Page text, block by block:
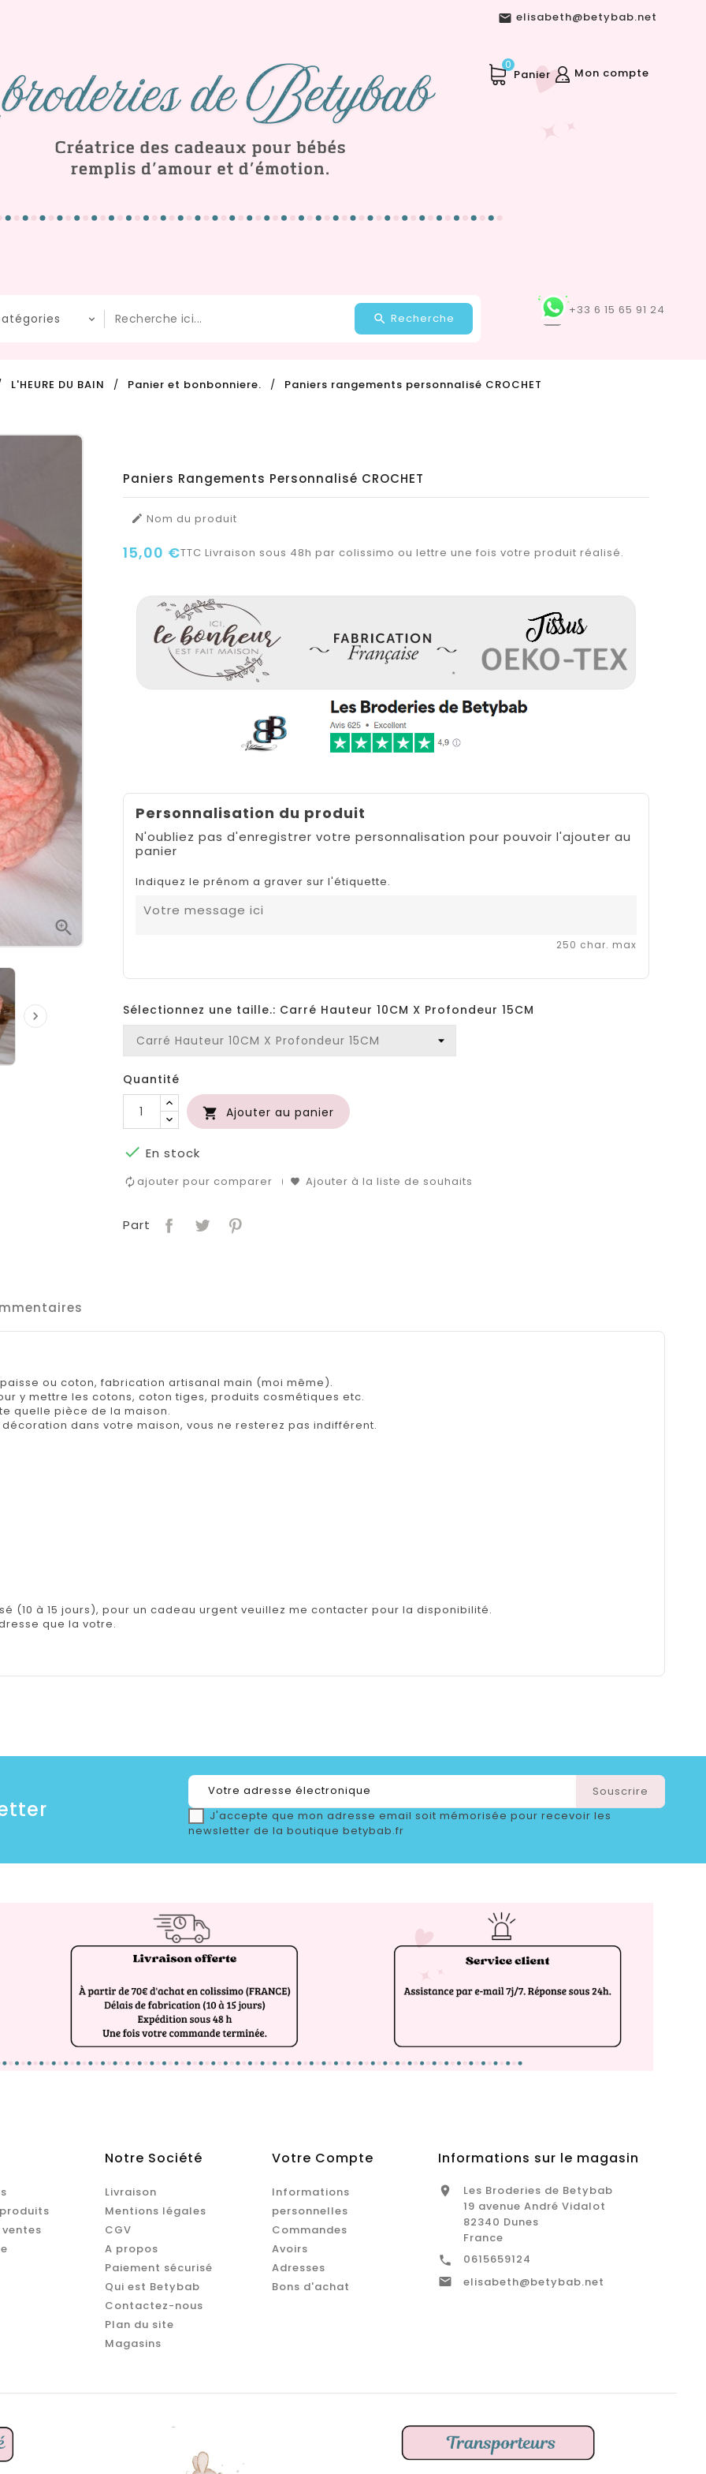
 elisabeth@betybab.net
Mon compte
Panier
0
+33 6 15 65 91 24
Recherche
L'HEURE DU BAIN Panier et bonbonniere. Paniers rangements personnalisé CROCHET


Paniers Rangements Personnalisé CROCHET
 Nom du produit
15,00 €TTC Livraison sous 48h par colissimo ou lettre une fois votre produit réalisé.
Personnalisation du produit
N'oubliez pas d'enregistrer votre personnalisation pour pouvoir l'ajouter au
panier
Indiquez le prénom a graver sur l'étiquette.
250 char. max
Sélectionnez une taille.: Carré Hauteur 10CM X Profondeur 15CM
Quantité
 Ajouter au panier
 En stock
ajouter pour comparer Ajouter à la liste de souhaits
Part
ou coton, fabrication artisanal main (moi même).
y mettre les cotons, coton tiges, produits cosmétiques etc.
quelle pièce de la maison.
dans votre maison, vous ne resterez pas indifférent.
(10 à 15 jours), pour un cadeau urgent veuillez me contacter pour la disponibilité.
que la votre.
J'accepte que mon adresse email soit mémorisée pour recevoir les
newsletter de la boutique betybab.fr
Notre Société
Livraison
Mentions légales
CGV
A propos
Paiement sécurisé
Qui est Betybab
Contactez-nous
Plan du site
Magasins
Votre Compte
Informations
personnelles
Commandes
Avoirs
Adresses
Bons d'achat
Informations sur le magasin

Les Broderies de Betybab
19 avenue André Vidalot
82340 Dunes
France
 0615659124
 elisabeth@betybab.net